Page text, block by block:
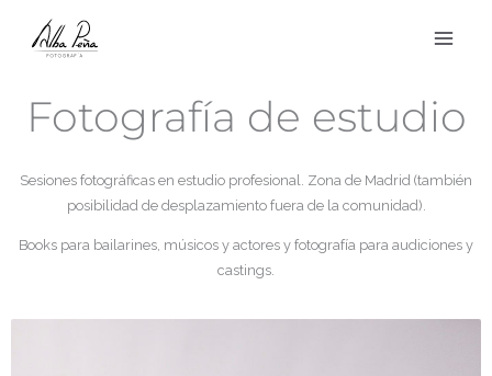
contenido
Fotografía de estudio
Sesiones fotográficas en estudio profesional. Zona de Madrid (también
posibilidad de desplazamiento fuera de la comunidad).
Books para bailarines, músicos y actores y fotografía para audiciones y
castings.